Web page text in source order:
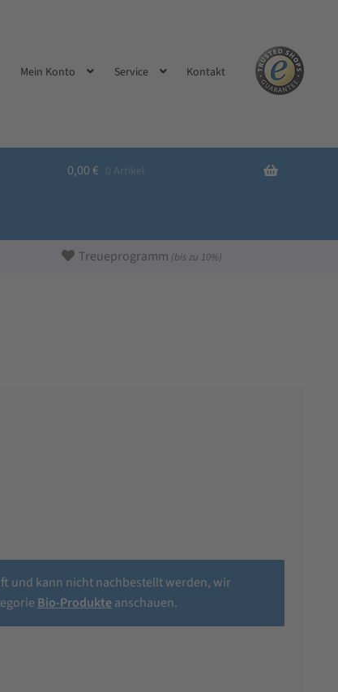
Mein Konto Service Kontakt
0,00 € 0 Artikel
Treueprogramm (bis zu 10%)
und kann nicht nachbestellt werden, wir
Bio-Produkteanschauen.